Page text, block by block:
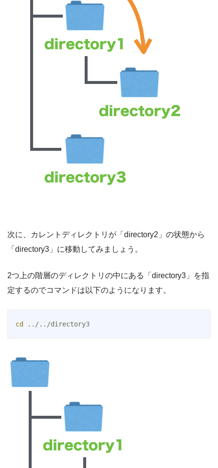
次に、カレントディレクトリが「directory2」の状態から
「directory3」に移動してみましょう。
2つ上の階層のディレクトリの中にある「directory3」を指
定するのでコマンドは以下のようになります。
cd ../../directory3